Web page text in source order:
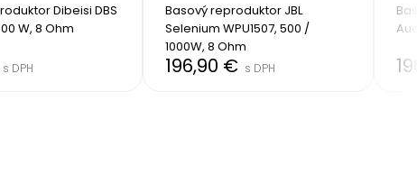
Dibeisi DBS
W, 8 Ohm
s DPH
Basový reproduktor JBL
Selenium WPU1507, 500 /
1000W, 8 Ohm
196,90 € s DPH